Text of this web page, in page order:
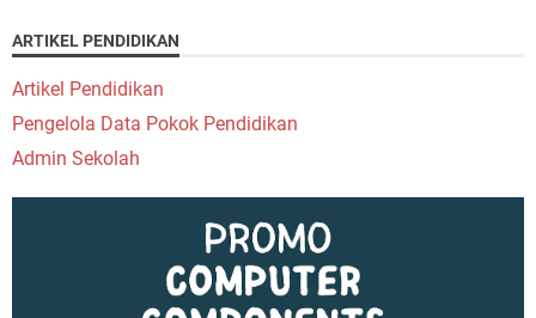
ARTIKEL PENDIDIKAN
Artikel Pendidikan
Pengelola Data Pokok Pendidikan
Admin Sekolah